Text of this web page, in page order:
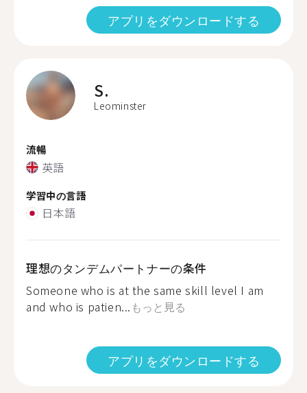
アプリをダウンロードする
S.
Leominster
流暢
英語
学習中の言語
日本語
理想のタンデムパートナーの条件
Someone who is at the same skill level I am
and who is patien... もっと見る
アプリをダウンロードする